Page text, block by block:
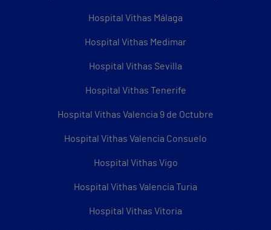
Hospital Vithas Málaga
Hospital Vithas Medimar
Hospital Vithas Sevilla
Hospital Vithas Tenerife
Hospital Vithas Valencia 9 de Octubre
Hospital Vithas Valencia Consuelo
Hospital Vithas Vigo
Hospital Vithas Valencia Turia
Hospital Vithas Vitoria